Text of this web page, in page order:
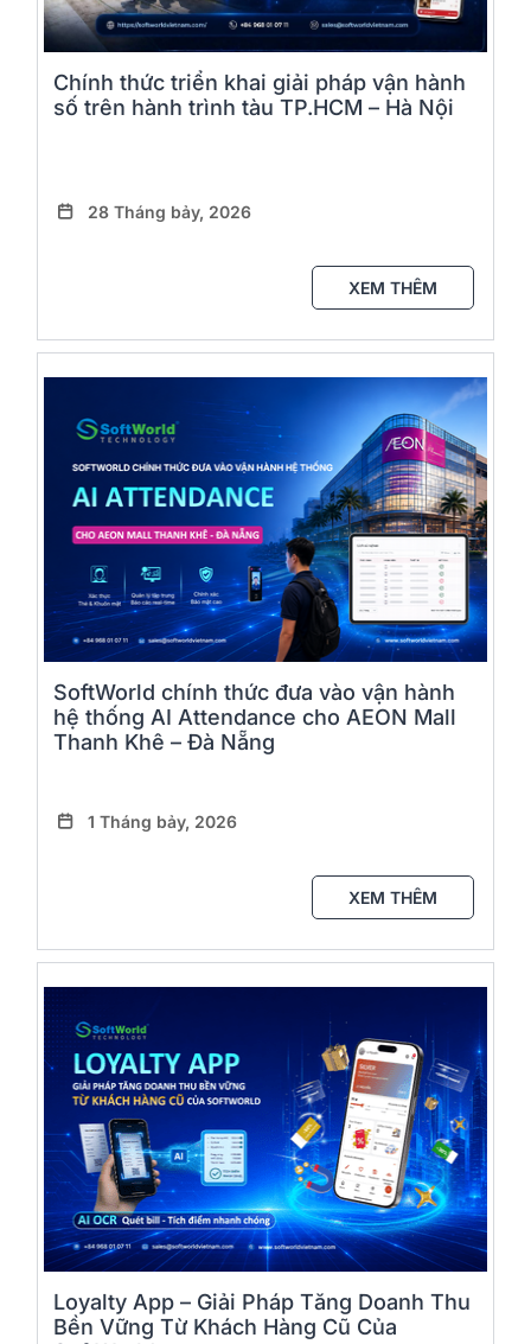
Chính thức triển khai giải pháp vận hành
số trên hành trình tàu TP.HCM – Hà Nội
28 Tháng bảy, 2026
XEM THÊM
SoftWorld chính thức đưa vào vận hành
hệ thống AI Attendance cho AEON Mall
Thanh Khê – Đà Nẵng
1 Tháng bảy, 2026
XEM THÊM
Loyalty App – Giải Pháp Tăng Doanh Thu
Bền Vững Từ Khách Hàng Cũ Của